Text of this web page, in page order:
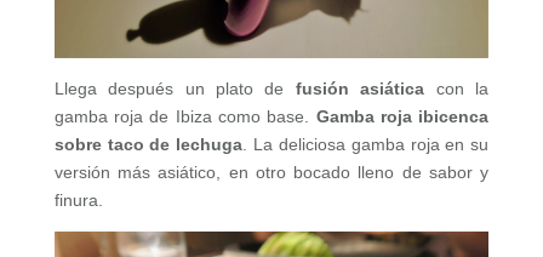
Llega después un plato de fusión asiática con la
gamba roja de Ibiza como base. Gamba roja ibicenca
sobre taco de lechuga . La deliciosa gamba roja en su
versión más asiático, en otro bocado lleno de sabor y
finura.